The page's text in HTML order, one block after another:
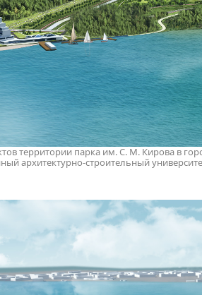
территории парка им. С. М. Кирова в
архитектурно-строительный